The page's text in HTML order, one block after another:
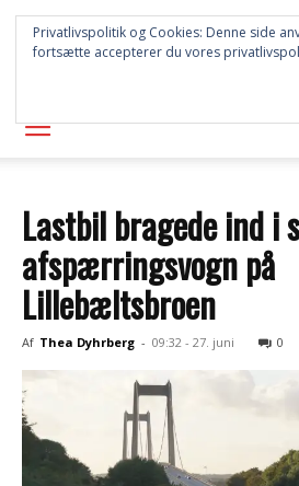
SYD
AVISEN
Lastbil bragede ind i
afspærringsvogn på
Lillebæltsbroen
Af Thea Dyhrberg - 09:32 - 27. juni 0
Privatlivspolitik og Cookies: Denne side
fortsætte accepterer du vores